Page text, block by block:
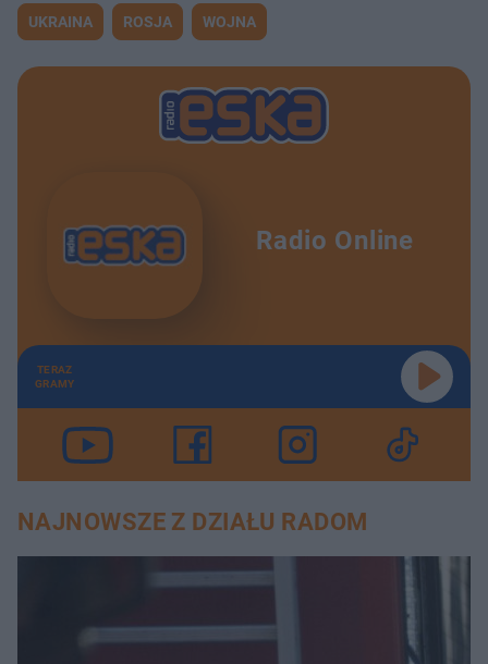
UKRAINA ROSJA WOJNA
Radio Online
TERAZ
GRAMY
NAJNOWSZE Z DZIAŁU RADOM